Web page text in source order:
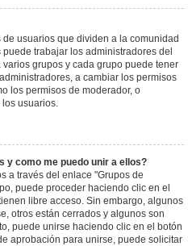
usuarios que dividen a la comunidad
trabajar los administradores del
grupos y cada grupo puede tener
a cambiar los permisos
los permisos de moderador, o
usuarios.
y como me puedo unir a ellos?
a través del enlace "Grupos de
puede proceder haciendo clic en el
libre acceso. Sin embargo, algunos
otros están cerrados y algunos son
puede unirse haciendo clic en el botón
aprobación para unirse, puede solicitar